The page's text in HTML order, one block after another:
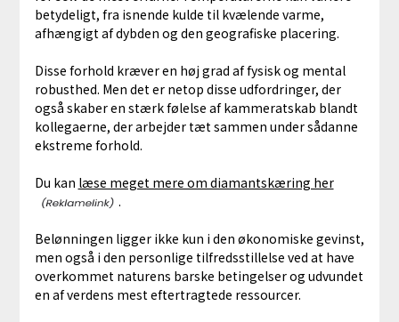
betydeligt, fra isnende kulde til kvælende varme,
afhængigt af dybden og den geografiske placering.
Disse forhold kræver en høj grad af fysisk og mental
robusthed. Men det er netop disse udfordringer, der
også skaber en stærk følelse af kammeratskab blandt
kollegaerne, der arbejder tæt sammen under sådanne
ekstreme forhold.
Du kan læse meget mere om diamantskæring her
.
Belønningen ligger ikke kun i den økonomiske gevinst,
men også i den personlige tilfredsstillelse ved at have
overkommet naturens barske betingelser og udvundet
en af verdens mest eftertragtede ressourcer.